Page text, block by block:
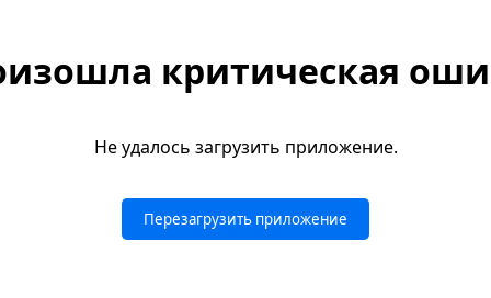
критическая
Не удалось загрузить приложение.
Перезагрузить приложение